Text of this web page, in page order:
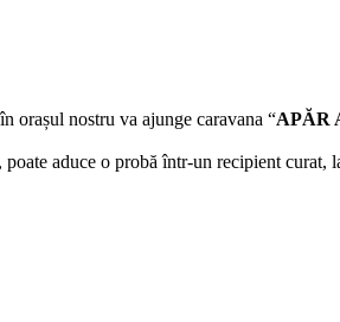
orașul nostru va ajunge caravana “APĂR
aduce o probă într-un recipient curat,